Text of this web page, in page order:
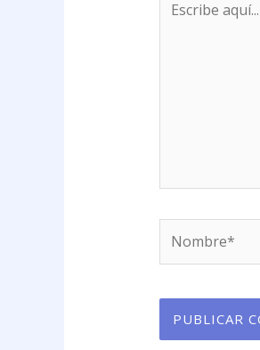
aquí...